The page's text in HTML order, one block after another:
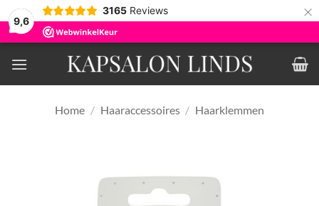
9,6
3165 Reviews ×
naar
inhoud
Home / Haaraccessoires / Haarklemmen